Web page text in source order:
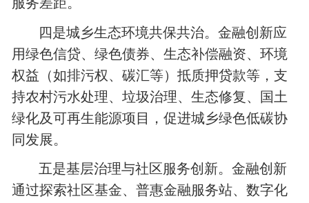
四是城乡生态环境共保共治。金融创新应
用绿色信贷、绿色债券、生态补偿融资、环境
权益（如排污权、碳汇等）抵质押贷款等，支
持农村污水处理、垃圾治理、生态修复、国土
绿化及可再生能源项目，促进城乡绿色低碳协
同发展。
五是基层治理与社区服务创新。金融创新
通过探索社区基金、普惠金融服务站、数字化